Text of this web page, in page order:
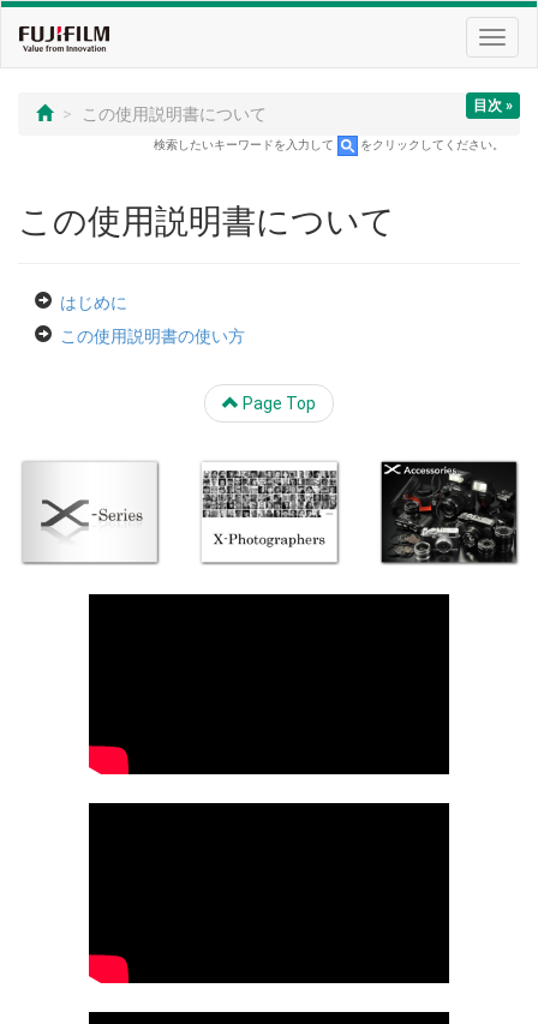
目次 »
この使用説明書について
検索したいキーワードを入力して をクリックしてください。
この使用説明書について
はじめに
この使用説明書の使い方
Page Top